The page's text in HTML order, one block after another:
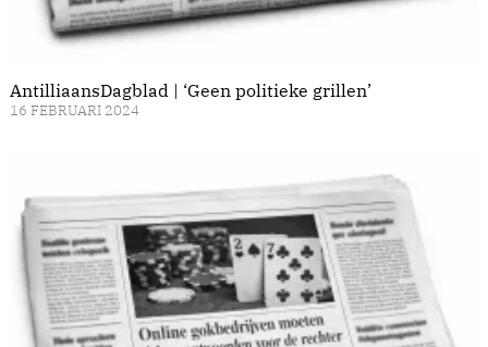
AntilliaansDagblad | ‘Geen politieke grillen’
16 FEBRUARI 2024